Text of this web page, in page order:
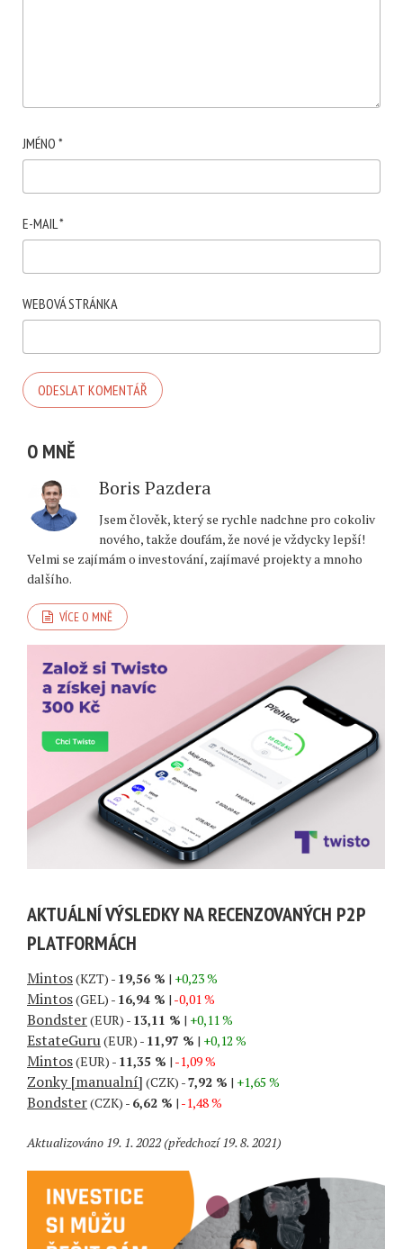
JMÉNO *
E-MAIL*
WEBOVÁ STRÁNKA
O MNĚ
Boris Pazdera
Jsem člověk, který se rychle nadchne pro cokoliv
nového, takže doufám, že nové je vždycky lepší!
Velmi se zajímám o investování, zajímavé projekty a mnoho
dalšího.
VÍCE O MNĚ
AKTUÁLNÍ VÝSLEDKY NA RECENZOVANÝCH P2P
PLATFORMÁCH
Mintos(KZT) - 19,56 % | +0,23 %
Mintos(GEL) - 16,94 % | -0,01 %
Bondster(EUR) - 13,11 % | +0,11 %
EstateGuru(EUR) - 11,97 % | +0,12 %
Mintos(EUR) - 11,35 % | -1,09 %
Zonky [manualní] (CZK) -7,92 % | +1,65 %
Bondster(CZK) - 6,62 % | -1,48 %
Aktualizováno 19. 1. 2022 (předchozí 19. 8. 2021)